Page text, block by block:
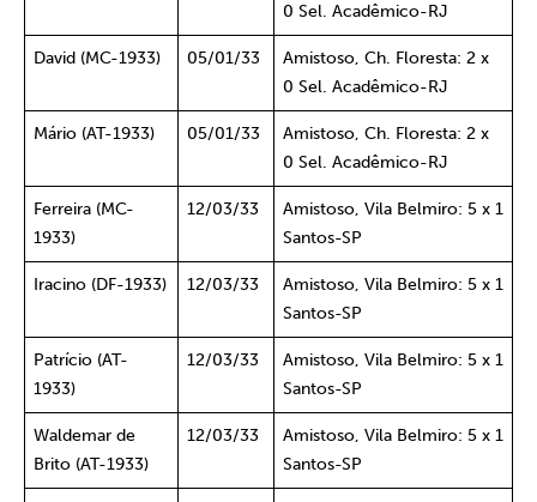
0 Sel. Acadêmico-RJ
David (MC-1933) 05/01/33
Amistoso, Ch. Floresta: 2 x
0 Sel. Acadêmico-RJ
Mário (AT-1933) 05/01/33
Amistoso, Ch. Floresta: 2 x
0 Sel. Acadêmico-RJ
Ferreira (MC-
1933)
12/03/33
Amistoso, Vila Belmiro: 5 x 1
Santos-SP
Iracino (DF-1933) 12/03/33
Amistoso, Vila Belmiro: 5 x 1
Santos-SP
Patrício (AT-
1933)
12/03/33
Amistoso, Vila Belmiro: 5 x 1
Santos-SP
Waldemar de
Brito (AT-1933)
12/03/33
Amistoso, Vila Belmiro: 5 x 1
Santos-SP